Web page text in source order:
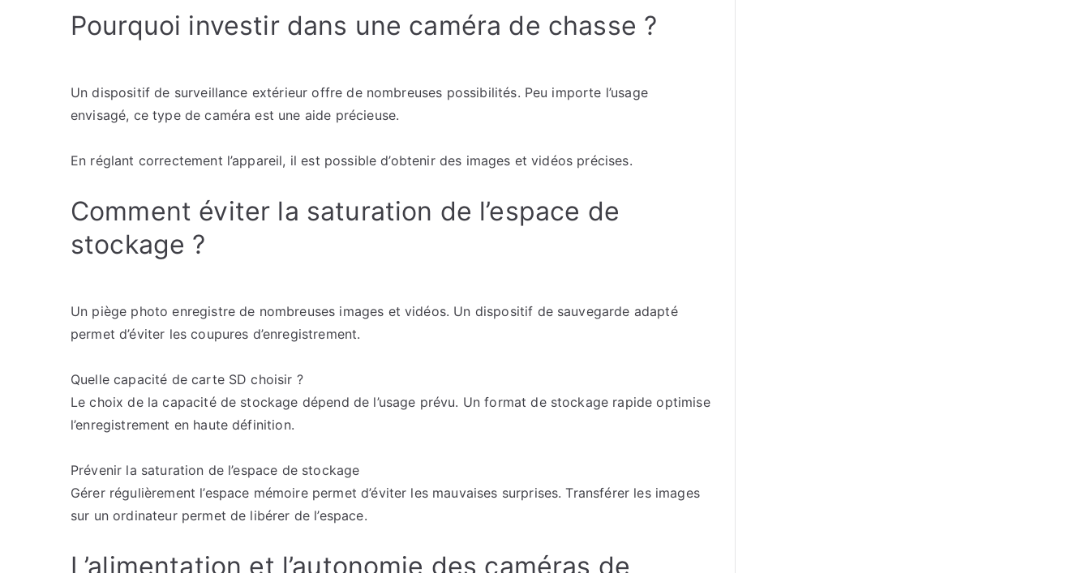
Pourquoi investir dans une caméra de chasse ?
Un dispositif de surveillance extérieur offre de nombreuses possibilités. Peu importe l’usage
envisagé, ce type de caméra est une aide précieuse.
En réglant correctement l’appareil, il est possible d’obtenir des images et vidéos précises.
Comment éviter la saturation de l’espace de
stockage ?
Un piège photo enregistre de nombreuses images et vidéos. Un dispositif de sauvegarde adapté
permet d’éviter les coupures d’enregistrement.
Quelle capacité de carte SD choisir ?
Le choix de la capacité de stockage dépend de l’usage prévu. Un format de stockage rapide optimise
l’enregistrement en haute définition.
Prévenir la saturation de l’espace de stockage
Gérer régulièrement l’espace mémoire permet d’éviter les mauvaises surprises. Transférer les images
sur un ordinateur permet de libérer de l’espace.
L’alimentation et l’autonomie des caméras de